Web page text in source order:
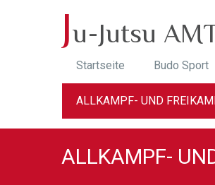
Ju-Jutsu
Startseite Budo Sport
ALLKAMPF- UND
ALLKAMPF-